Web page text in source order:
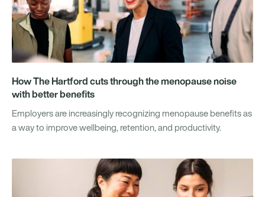
How The Hartford cuts through the menopause noise
with better benefits
Employers are increasingly recognizing menopause benefits as
a way to improve wellbeing, retention, and productivity.